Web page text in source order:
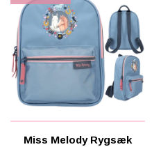
Miss Melody Rygsæk